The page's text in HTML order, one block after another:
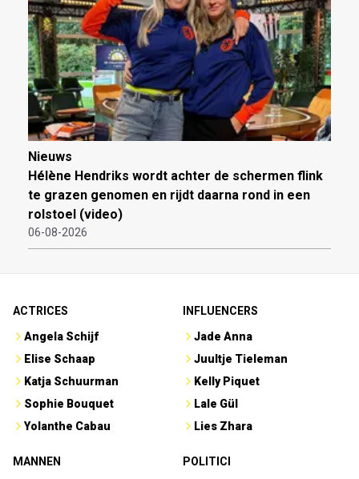
Nieuws
Hélène Hendriks wordt achter de schermen flink
te grazen genomen en rijdt daarna rond in een
rolstoel (video)
06-08-2026
ACTRICES
Angela Schijf
Elise Schaap
Katja Schuurman
Sophie Bouquet
Yolanthe Cabau
INFLUENCERS
Jade Anna
Juultje Tieleman
Kelly Piquet
Lale Gül
Lies Zhara
MANNEN
POLITICI